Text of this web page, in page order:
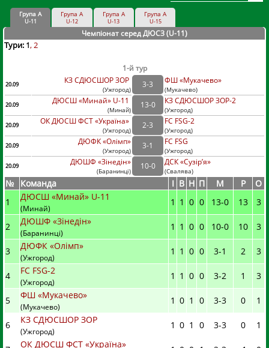
Група А
U-11
Група А
U-12
Група А
U-13
Група А
U-15
Чемпіонат серед ДЮСЗ (U-11)
Тури: 1 2
1-й тур
20.09 КЗ СДЮСШОР ЗОР
(Ужгород)
3-3 ФШ «Мукачево»
(Мукачево)
20.09
ДЮСШ «Минай» U-11
(Минай)
13-0 КЗ СДЮСШОР ЗОР-2
(Ужгород)
20.09
ОК ДЮСШ ФСТ «Україна»
(Ужгород)
2-3 FC FSG-2
(Ужгород)
20.09
ДЮФК «Олімп»
(Ужгород)
3-1 FC FSG
(Ужгород)
20.09
ДЮШФ «Зінедін»
(Баранинці)
10-0 ДСК «Сузір’я»
(Свалява)
№ Команда I В Н П М Р
О
1
ДЮСШ «Минай» U-11
(Минай)
1 1 0 0 13-0 13 3
2 ДЮШФ «Зінедін»
(Баранинці)
1 1 0 0 10-0 10 3
3 ДЮФК «Олімп»
(Ужгород)
1 1 0 0 3-1 2 3
4 FC FSG-2
(Ужгород)
1 1 0 0 3-2 1 3
5 ФШ «Мукачево»
(Мукачево)
1 0 1 0 3-3 0 1
6 КЗ СДЮСШОР ЗОР
(Ужгород)
1 0 1 0 3-3 0 1
ОК ДЮСШ ФСТ «Україна»